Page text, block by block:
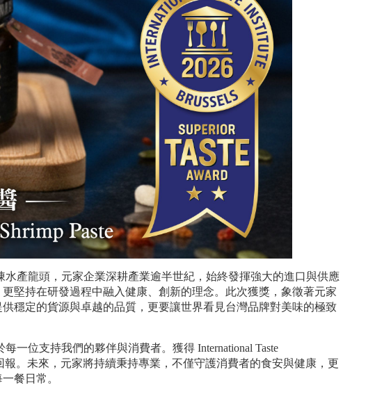
水產龍頭，元家企業深耕產業逾半世紀，始終發揮強大的進口與供應
堅持在研發過程中融入健康、創新的理念。此次獲獎，象徵著元家
穩定的貨源與卓越的品質，更要讓世界看見台灣品牌對美味的極致
一位支持我們的夥伴與消費者。獲得 International Taste
。未來，元家將持續秉持專業，不僅守護消費者的食安與健康，更
餐日常。